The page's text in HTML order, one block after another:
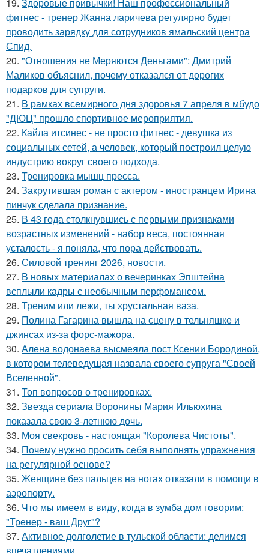
фитнес - тренер Жанна ларичева регулярно будет
проводить зарядку для сотрудников ямальский центра
Спид.
20. "Отношения не Меряются Деньгами": Дмитрий
Маликов объяснил, почему отказался от дорогих
подарков для супруги.
21. В рамках всемирного дня здоровья 7 апреля в мбудо
"ДЮЦ" прошло спортивное мероприятия.
22. Кайла итсинес - не просто фитнес - девушка из
социальных сетей, а человек, который построил целую
индустрию вокруг своего подхода.
23. Тренировка мышц пресса.
24. Закрутившая роман с актером - иностранцем Ирина
пинчук сделала признание.
25. В 43 года столкнувшись с первыми признаками
возрастных изменений - набор веса, постоянная
усталость - я поняла, что пора действовать.
26. Силовой тренинг 2026, новости.
27. В новых материалах о вечеринках Эпштейна
всплыли кадры с необычным перфомансом.
28. Треним или лежи, ты хрустальная ваза.
29. Полина Гагарина вышла на сцену в тельняшке и
джинсах из-за форс-мажора.
30. Алена водонаева высмеяла пост Ксении Бородиной,
в котором телеведущая назвала своего супруга "Своей
Вселенной".
31. Топ вопросов о тренировках.
32. Звезда сериала Воронины Мария Ильюхина
показала свою 3-летнюю дочь.
33. Моя свекровь - настоящая "Королева Чистоты".
34. Почему нужно просить себя выполнять упражнения
на регулярной основе?
35. Женщине без пальцев на ногах отказали в помощи в
аэропорту.
36. Что мы имеем в виду, когда в зумба дом говорим:
"Тренер - ваш Друг"?
37. Активное долголетие в тульской области: делимся
впечатлениями.